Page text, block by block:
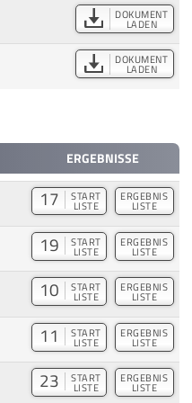
DOKUMENT
LADEN
DOKUMENT
LADEN
ERGEBNISSE
17 START
LISTE
ERGEBNIS
LISTE
19 START
LISTE
ERGEBNIS
LISTE
10 START
LISTE
ERGEBNIS
LISTE
11 START
LISTE
ERGEBNIS
LISTE
23 START
LISTE
ERGEBNIS
LISTE